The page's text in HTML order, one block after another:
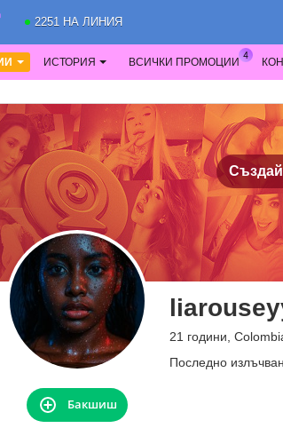
2251 НА ЛИНИЯ
ИСТОРИЯ ВСИЧКИ ПРОМОЦИИ
21 години,
Последно
Бакшиш